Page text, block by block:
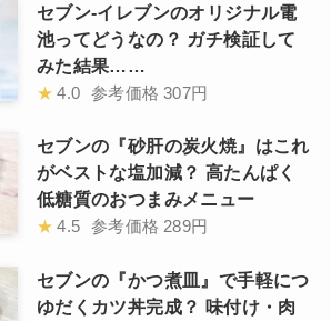
セブン-イレブンのオリジナル電
池ってどうなの？ ガチ検証して
みた結果……
★ 4.0 参考価格 307円
セブンの『砂肝の炭火焼』はこれ
がベストな塩加減？ 高たんぱく
低糖質のおつまみメニュー
★ 4.5 参考価格 289円
セブンの『かつ煮皿』で手軽につ
ゆだくカツ丼完成？ 味付け・肉